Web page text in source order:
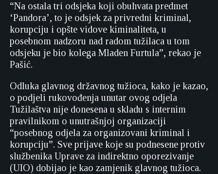
“Na ostala tri odsjeka koji obuhvata predmet
‘Pandora’, to je odsjek za privredni kriminal,
korupciju i opšte vidove kiminaliteta, u
posebnom nadzoru nad radom tužilaca u tom
odsjeku je bio kolega Mladen Furtula”, rekao je
Pašić.
Odluka glavnog državnog tužioca, kako je kazao,
o podjeli rukovođenja unutar ovog odjela
Tužilaštva nije donesena u skladu s internim
pravilnikom o unutrašnjoj organizaciji
“posebnog odjela za organizovani kriminal i
korupciju”. Sve prijave koje su podnesene protiv
službenika Uprave za indirektno oporezivanje
(UIO) dobijao je kao zamjenik glavnog tužioca.